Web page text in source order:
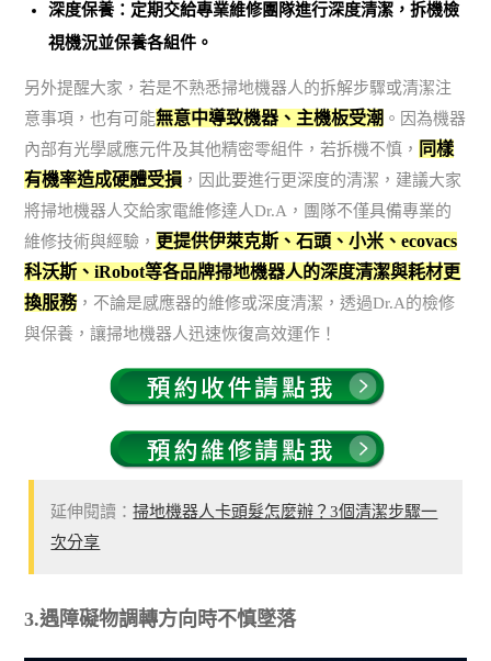
深度保養：定期交給專業維修團隊進行深度清潔，拆機檢
視機況並保養各組件。
另外提醒大家，若是不熟悉掃地機器人的拆解步驟或清潔注
意事項，也有可能無意中導致機器、主機板受潮 。因為機器
內部有光學感應元件及其他精密零組件，若拆機不慎，
同樣
有機率造成硬體受損 ，因此要進行更深度的清潔，建議大家
將掃地機器人交給家電維修達人Dr.A，團隊不僅具備專業的
維修技術與經驗， 更提供伊萊克斯、石頭、小米、ecovacs
科沃斯、iRobot等各品牌掃地機器人的深度清潔與耗材更
換服務，不論是感應器的維修或深度清潔，透過Dr.A的檢修
與保養，讓掃地機器人迅速恢復高效運作！
延伸閱讀：掃地機器人卡頭髮怎麼辦？3個清潔步驟一
次分享
3.遇障礙物調轉方向時不慎墜落